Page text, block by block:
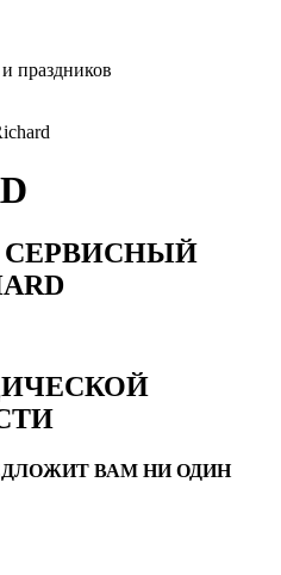
праздников
ВАМ НИ ОДИН